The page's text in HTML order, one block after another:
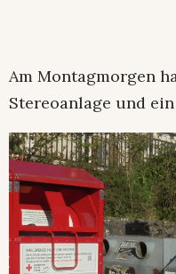
Am Montagmorgen
Stereoanlage und